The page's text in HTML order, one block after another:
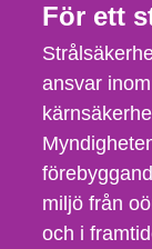
För ett
ansvar
miljö från
och i